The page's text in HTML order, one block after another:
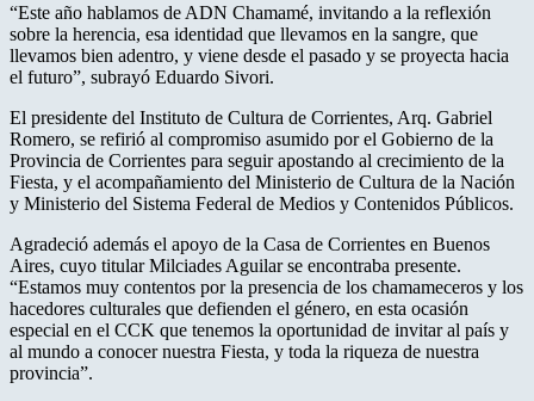
“Este año hablamos de ADN Chamamé, invitando a la reflexión
sobre la herencia, esa identidad que llevamos en la sangre, que
llevamos bien adentro, y viene desde el pasado y se proyecta hacia
el futuro”, subrayó Eduardo Sivori.
El presidente del Instituto de Cultura de Corrientes, Arq. Gabriel
Romero, se refirió al compromiso asumido por el Gobierno de la
Provincia de Corrientes para seguir apostando al crecimiento de la
Fiesta, y el acompañamiento del Ministerio de Cultura de la Nación
y Ministerio del Sistema Federal de Medios y Contenidos Públicos.
Agradeció además el apoyo de la Casa de Corrientes en Buenos
Aires, cuyo titular Milciades Aguilar se encontraba presente.
“Estamos muy contentos por la presencia de los chamameceros y los
hacedores culturales que defienden el género, en esta ocasión
especial en el CCK que tenemos la oportunidad de invitar al país y
al mundo a conocer nuestra Fiesta, y toda la riqueza de nuestra
provincia”.